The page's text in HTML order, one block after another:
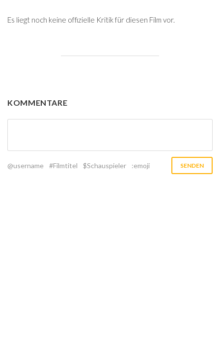
Es liegt noch keine offizielle Kritik für diesen Film vor.
KOMMENTARE
@username #Filmtitel $Schauspieler :emoji